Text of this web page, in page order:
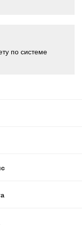
по системе